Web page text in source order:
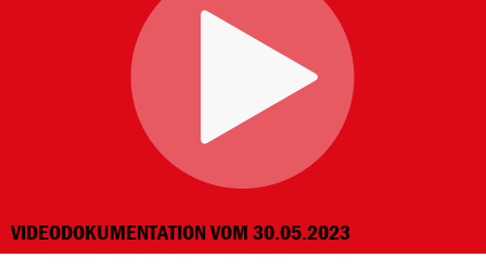
VIDEODOKUMENTATION VOM 30.05.2023